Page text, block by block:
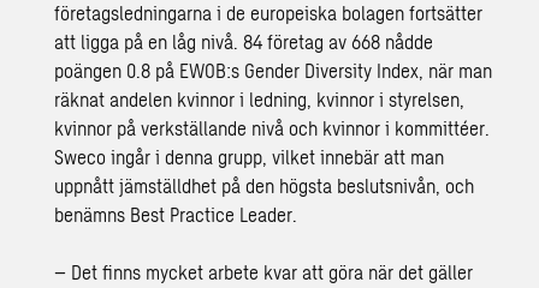
företagsledningarna i de europeiska bolagen fortsätter
att ligga på en låg nivå. 84 företag av 668 nådde
poängen 0.8 på EWOB:s Gender Diversity Index, när man
räknat andelen kvinnor i ledning, kvinnor i styrelsen,
kvinnor på verkställande nivå och kvinnor i kommittéer.
Sweco ingår i denna grupp, vilket innebär att man
uppnått jämställdhet på den högsta beslutsnivån, och
benämns Best Practice Leader.
– Det finns mycket arbete kvar att göra när det gäller